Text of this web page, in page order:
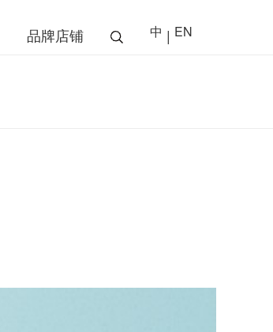
品牌店铺 中 | EN